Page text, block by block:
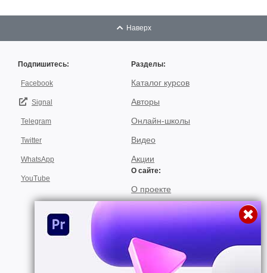
Наверх
Подпишитесь:
Facebook
Signal
Telegram
Twitter
WhatsApp
YouTube
Разделы:
Каталог курсов
Авторы
Онлайн-школы
Видео
Акции
О сайте:
О проекте
Для авторов
Договор пользования
Использование материалов
Подписка